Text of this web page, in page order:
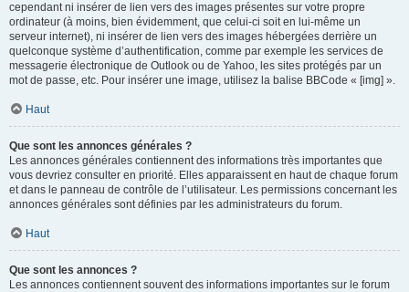
cependant ni insérer de lien vers des images présentes sur votre propre
ordinateur (à moins, bien évidemment, que celui-ci soit en lui-même un
serveur internet), ni insérer de lien vers des images hébergées derrière un
quelconque système d’authentification, comme par exemple les services de
messagerie électronique de Outlook ou de Yahoo, les sites protégés par un
mot de passe, etc. Pour insérer une image, utilisez la balise BBCode « [img] ».
Haut
Que sont les annonces générales ?
Les annonces générales contiennent des informations très importantes que
vous devriez consulter en priorité. Elles apparaissent en haut de chaque forum
et dans le panneau de contrôle de l’utilisateur. Les permissions concernant les
annonces générales sont définies par les administrateurs du forum.
Haut
Que sont les annonces ?
Les annonces contiennent souvent des informations importantes sur le forum